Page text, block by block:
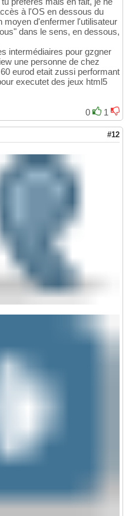
à l'OS en dessous du
moyen d'enfermer l'utilisateur
dans le sens, en dessous,
intermédiaires pour gzgner
une personne de chez
eurod etait zussi performant
executet des jeux html5
0
1
#12